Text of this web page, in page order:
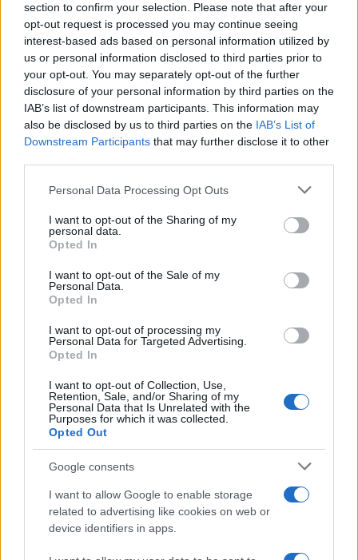
section to confirm your selection. Please note that after your
opt-out request is processed you may continue seeing
interest-based ads based on personal information utilized by
us or personal information disclosed to third parties prior to
your opt-out. You may separately opt-out of the further
disclosure of your personal information by third parties on the
IAB’s list of downstream participants. This information may
also be disclosed by us to third parties on the IAB’s List of
Downstream Participants that may further disclose it to other
Please note that this website/app uses one or more Google
not limited to your visit or usage behaviour. You may click to
grant or deny consent to Google and its third-party tags to
use your data for below specified purposes in below Google
consent section.
Personal Data Processing Opt Outs
I want to opt-out of the Sharing of my
personal data.
Opted In
I want to opt-out of the Sale of my
Personal Data.
Opted In
I want to opt-out of processing my
Personal Data for Targeted Advertising.
Opted In
I want to opt-out of Collection, Use,
Retention, Sale, and/or Sharing of my
Personal Data that Is Unrelated with the
Purposes for which it was collected.
Opted Out
Google consents
I want to allow Google to enable storage
related to advertising like cookies on web or
device identifiers in apps.
Σχολίασε εδώ
50 /50
Όροι Χρήσης. Το site προστατεύεται από reCAPTCHA, ισχύουν
Πολιτική Απορρήτου&Όροι Χρήσης της Google.
ΝΤΟΝΑΛΝΤ ΤΡΑΜΠ
Share:
Ακολουθήστε το Νewsit.gr στοGoogle News
ενημερωθείτε πρώτοι για όλη την ειδησεογραφία και τα
τελευταία νέατης ημέρας
Πιο δημοφιλή